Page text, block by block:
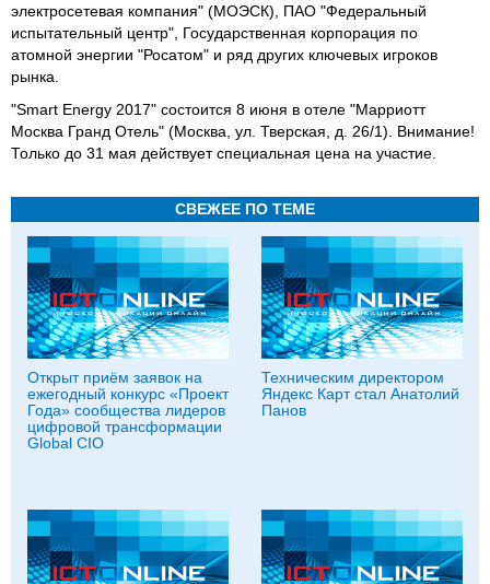
электросетевая компания" (МОЭСК), ПАО "Федеральный
испытательный центр", Государственная корпорация по
атомной энергии "Росатом" и ряд других ключевых игроков
рынка.
"Smart Energy 2017" состоится 8 июня в отеле "Марриотт
Москва Гранд Отель" (Москва, ул. Тверская, д. 26/1). Внимание!
Только до 31 мая действует специальная цена на участие.
СВЕЖЕЕ ПО ТЕМЕ
Открыт приём заявок на
ежегодный конкурс «Проект
Года» сообщества лидеров
цифровой трансформации
Global CIO
Техническим директором
Яндекс Карт стал Анатолий
Панов